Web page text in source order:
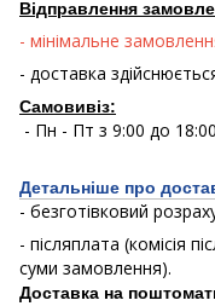
Відправлення
- мінімальне
- доставка
Самовивіз:
- Пн - Пт з 9:00 до 18:00
Детальніше про
- безготівковий
- післяплата (комісія
суми замовлення).
Доставка на